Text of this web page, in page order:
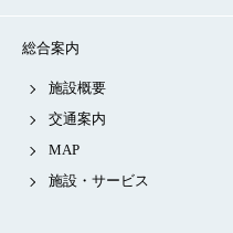
総合案内
施設概要
交通案内
MAP
施設・サービス